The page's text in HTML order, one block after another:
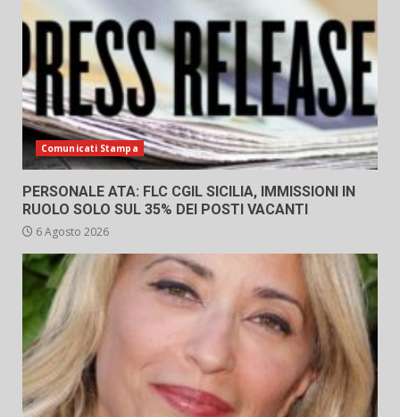
Comunicati Stampa
PERSONALE ATA: FLC CGIL SICILIA, IMMISSIONI IN
RUOLO SOLO SUL 35% DEI POSTI VACANTI
6 Agosto 2026